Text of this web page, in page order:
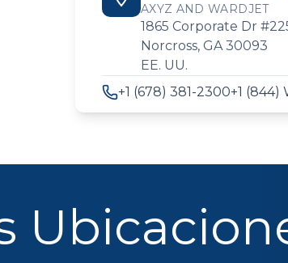
AXYZ AND WARDJET
1865 Corporate Dr
Norcross, GA 30093
EE. UU.
+1 (678) 381-2300+1 (844)